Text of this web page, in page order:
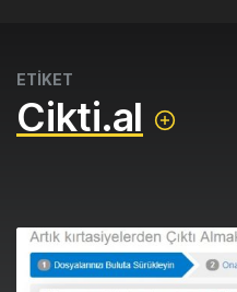
ETİKET
Cikti.al